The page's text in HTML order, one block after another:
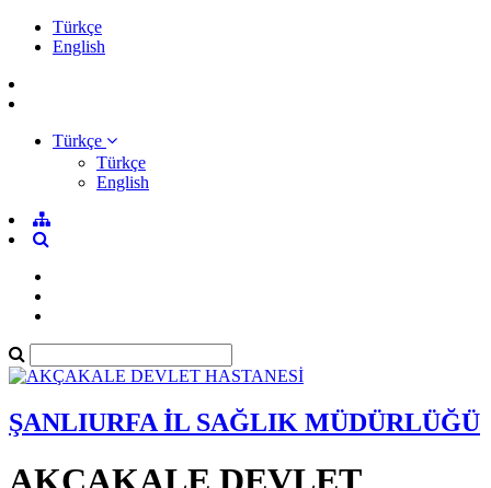
Türkçe
English
Türkçe
Türkçe
English
ŞANLIURFA İL SAĞLIK MÜDÜRLÜĞÜ